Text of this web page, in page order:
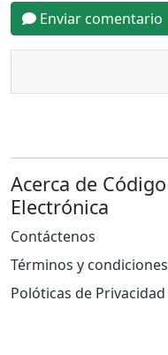
Enviar comentario
Acerca de Código
Electrónica
Contáctenos
Términos y condiciones
Polóticas de Privacidad